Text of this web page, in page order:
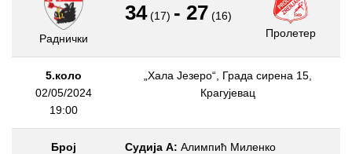
Раднички
34(17) - 27 (16)
Пролетер
5.коло
02/05/2024
19:00
„Хала Језеро“, Града сирена 15,
Крагујевац
Број
Судија А: Алимпић Миленко